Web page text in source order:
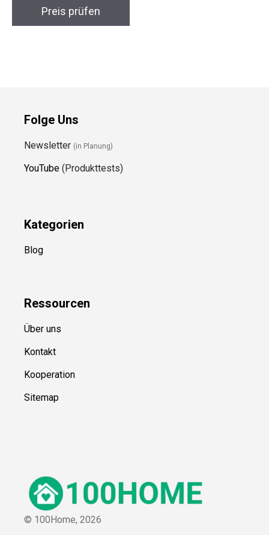
Preis prüfen
Folge Uns
Newsletter (in Planung)
YouTube (Produkttests)
Kategorien
Blog
Ressourcen
Über uns
Kontakt
Kooperation
Sitemap
© 100Home, 2026